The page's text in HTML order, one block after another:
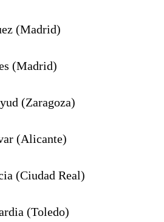
(Madrid)
(Madrid)
(Zaragoza)
(Alicante)
(Ciudad Real)
(Toledo)